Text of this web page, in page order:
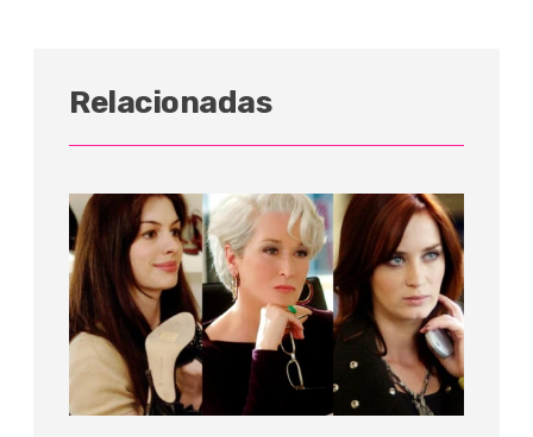
Relacionadas